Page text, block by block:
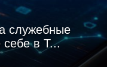
служебные
в T...